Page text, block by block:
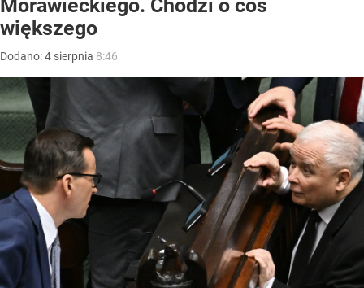
Morawieckiego. Chodzi o coś
większego
Dodano:4 sierpnia 8:46